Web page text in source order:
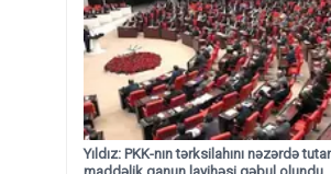
Yıldız: PKK-nın tərksilahını nəzərdə